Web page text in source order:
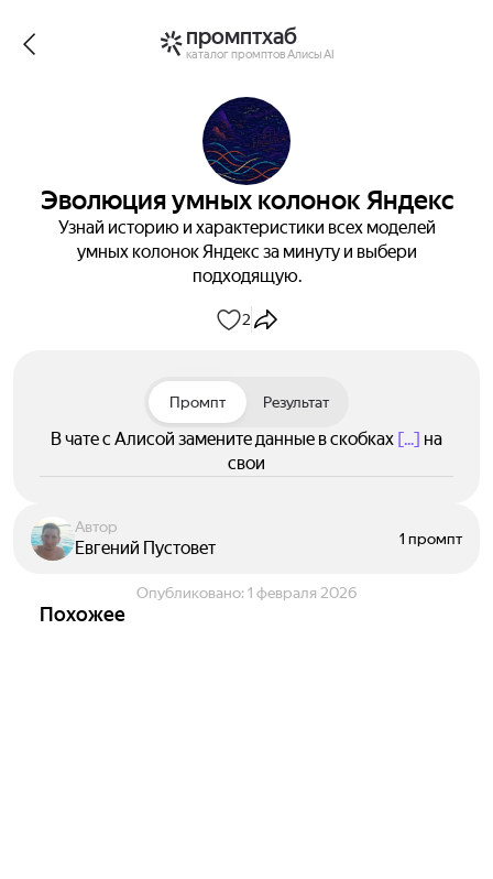
промптхаб
каталог промптов Алисы AI
Эволюция умных колонок Яндекс
Узнай историю и характеристики всех моделей
умных колонок Яндекс за минуту и выбери
подходящую.
2
Промпт Результат
В чате с Алисой замените данные в скобках [...] на
свои
Автор
Евгений Пустовет 1 промпт
Опубликовано: 1 февраля 2026
Похожее